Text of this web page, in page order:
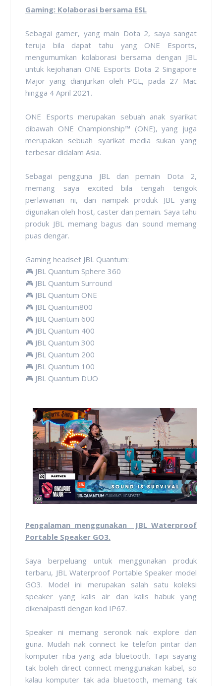
Gaming: Kolaborasi bersama ESL
Sebagai gamer, yang main Dota 2, saya sangat
teruja bila dapat tahu yang ONE Esports,
mengumumkan kolaborasi bersama dengan JBL
untuk kejohanan ONE Esports Dota 2 Singapore
Major yang dianjurkan oleh PGL, pada 27 Mac
hingga 4 April 2021.
ONE Esports merupakan sebuah anak syarikat
dibawah ONE Championship™ (ONE), yang juga
merupakan sebuah syarikat media sukan yang
terbesar didalam Asia.
Sebagai pengguna JBL dan pemain Dota 2,
memang saya excited bila tengah tengok
perlawanan ni, dan nampak produk JBL yang
digunakan oleh host, caster dan pemain. Saya tahu
produk JBL memang bagus dan sound memang
puas dengar.
Gaming headset JBL Quantum:
🎮 JBL Quantum Sphere 360
🎮 JBL Quantum Surround
🎮 JBL Quantum ONE
🎮 JBL Quantum800
🎮 JBL Quantum 600
🎮 JBL Quantum 400
🎮 JBL Quantum 300
🎮 JBL Quantum 200
🎮 JBL Quantum 100
🎮 JBL Quantum DUO
Pengalaman menggunakan JBL Waterproof
Portable Speaker GO3.
Saya berpeluang untuk menggunakan produk
terbaru, JBL Waterproof Portable Speaker model
GO3. Model ini merupakan salah satu koleksi
speaker yang kalis air dan kalis habuk yang
dikenalpasti dengan kod IP67.
Speaker ni memang seronok nak explore dan
guna. Mudah nak connect ke telefon pintar dan
komputer riba yang ada bluetooth. Tapi sayang
tak boleh direct connect menggunakan kabel, so
kalau komputer tak ada bluetooth, memang tak